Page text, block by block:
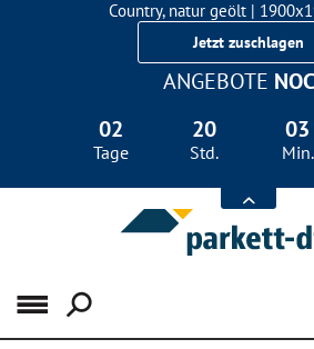
Country, natur geölt |
Landhausdiele Eiche für nur
Jetzt zuschlagen
ANGEBOTE
02
Tage
20
Std.
03
Min.
Menü